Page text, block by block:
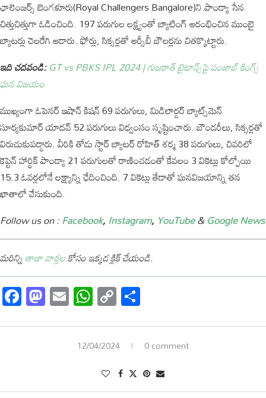
ఛాలెంజర్స్ బెంగళూరు(Royal Challengers Bangalore)ని పాండ్యా సేన
చిత్తుచిత్తుగా ఓడించింది. 197 పరుగుల లక్ష్యంతో బ్యాటింగ్ ఆరంభించిన ముంబై
బ్యాటర్లు చెలరేగి ఆడారు. ఫోర్లు, సిక్సర్లతో ఆర్సీబీ బౌలర్లను చితక్కొట్టారు.
ఇది చదవండి:GT vs PBKS IPL 2024 | గుజరాత్ టైటాన్స్‌పై పంజాబ్ కింగ్స్
ఘన విజయం
ముఖ్యంగా ఓపెనర్ ఇషాన్ కిషన్ 69 పరుగులు, మిడిలార్డర్ బ్యాట్స్‌మెన్
సూర్యకుమార్ యాదవ్ 52 పరుగులు విధ్వంసం సృష్టించారు. బౌండరీలు, సిక్సర్లతో
విరుచుకుపడ్డారు. వీరికి తోడు స్టార్ బ్యాటర్ రోహిత్ శర్మ 38 పరుగులు, చివరిలో
కెప్టెన్ హార్ధిక్ పాండ్యా 21 పరుగులతో రాణించడంతో కేవలం 3 వికెట్లు కోల్పోయి
15.3 ఓవర్లలోనే లక్ష్యాన్ని ఛేదించింది. 7 వికెట్లు తేడాతో ఘనవిజయాన్ని తన
ఖాతాలో వేసుకుంది.
Follow us on :Facebook, Instagram, YouTube&Google News
మరిన్నితాజా వార్తలకోసం ఇక్కడ క్లిక్ చేయండి.
Facebook
Mastodon
EmailWhatsApp
Copy
Link
12/04/2024 0 comment